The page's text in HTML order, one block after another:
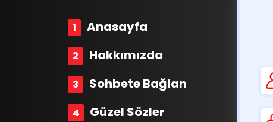
Anasayfa
Hakkımızda
Sohbete Bağlan
Güzel Sözler